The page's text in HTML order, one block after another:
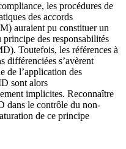
les procédures de
des accords
auraient pu constituer un
des responsabilités
Toutefois, les références à
différenciées s’avèrent
de l’application des
sont alors
implicites. Reconnaître
dans le contrôle du non-
de ce principe